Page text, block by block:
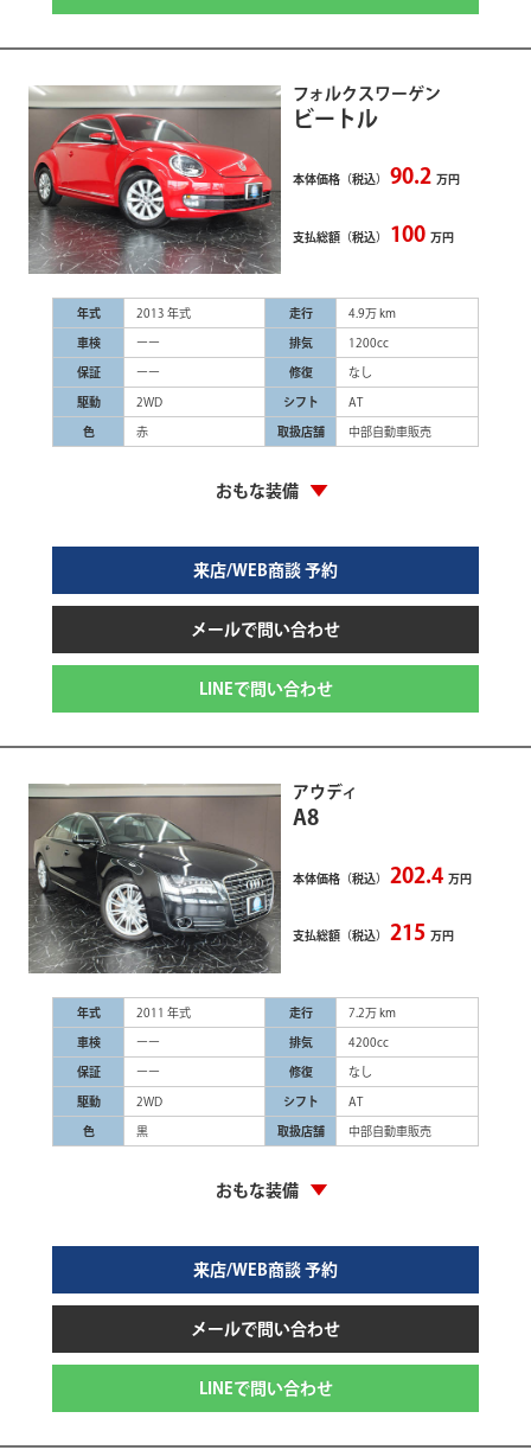
フォルクスワーゲン
ビートル
本体価格（税込） 90.2 万円
支払総額（税込） 100 万円
年式 2013 年式 走行 4.9万 km
車検 ーー 排気 1200cc
保証 ーー 修復 なし
駆動 2WD シフト AT
色 赤 取扱店舗 中部自動車販売
おもな装備
来店/WEB商談 予約
メールで問い合わせ
LINEで問い合わせ
アウディ
A8
本体価格（税込） 202.4 万円
支払総額（税込） 215 万円
年式 2011 年式 走行 7.2万 km
車検 ーー 排気 4200cc
保証 ーー 修復 なし
駆動 2WD シフト AT
色 黒 取扱店舗 中部自動車販売
おもな装備
来店/WEB商談 予約
メールで問い合わせ
LINEで問い合わせ